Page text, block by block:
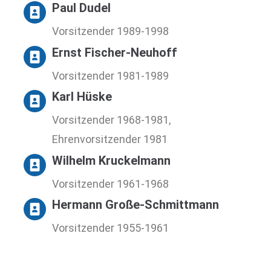
Paul Dudel
Vorsitzender 1989-1998
Ernst Fischer-Neuhoff
Vorsitzender 1981-1989
Karl Hüske
Vorsitzender 1968-1981,
Ehrenvorsitzender 1981
Wilhelm Kruckelmann
Vorsitzender 1961-1968
Hermann Große-Schmittmann
Vorsitzender 1955-1961